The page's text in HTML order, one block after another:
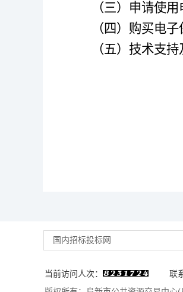
（三）申请使
（四）购买电
（五）技术支
国内招标投标网
当前访问人次： 联